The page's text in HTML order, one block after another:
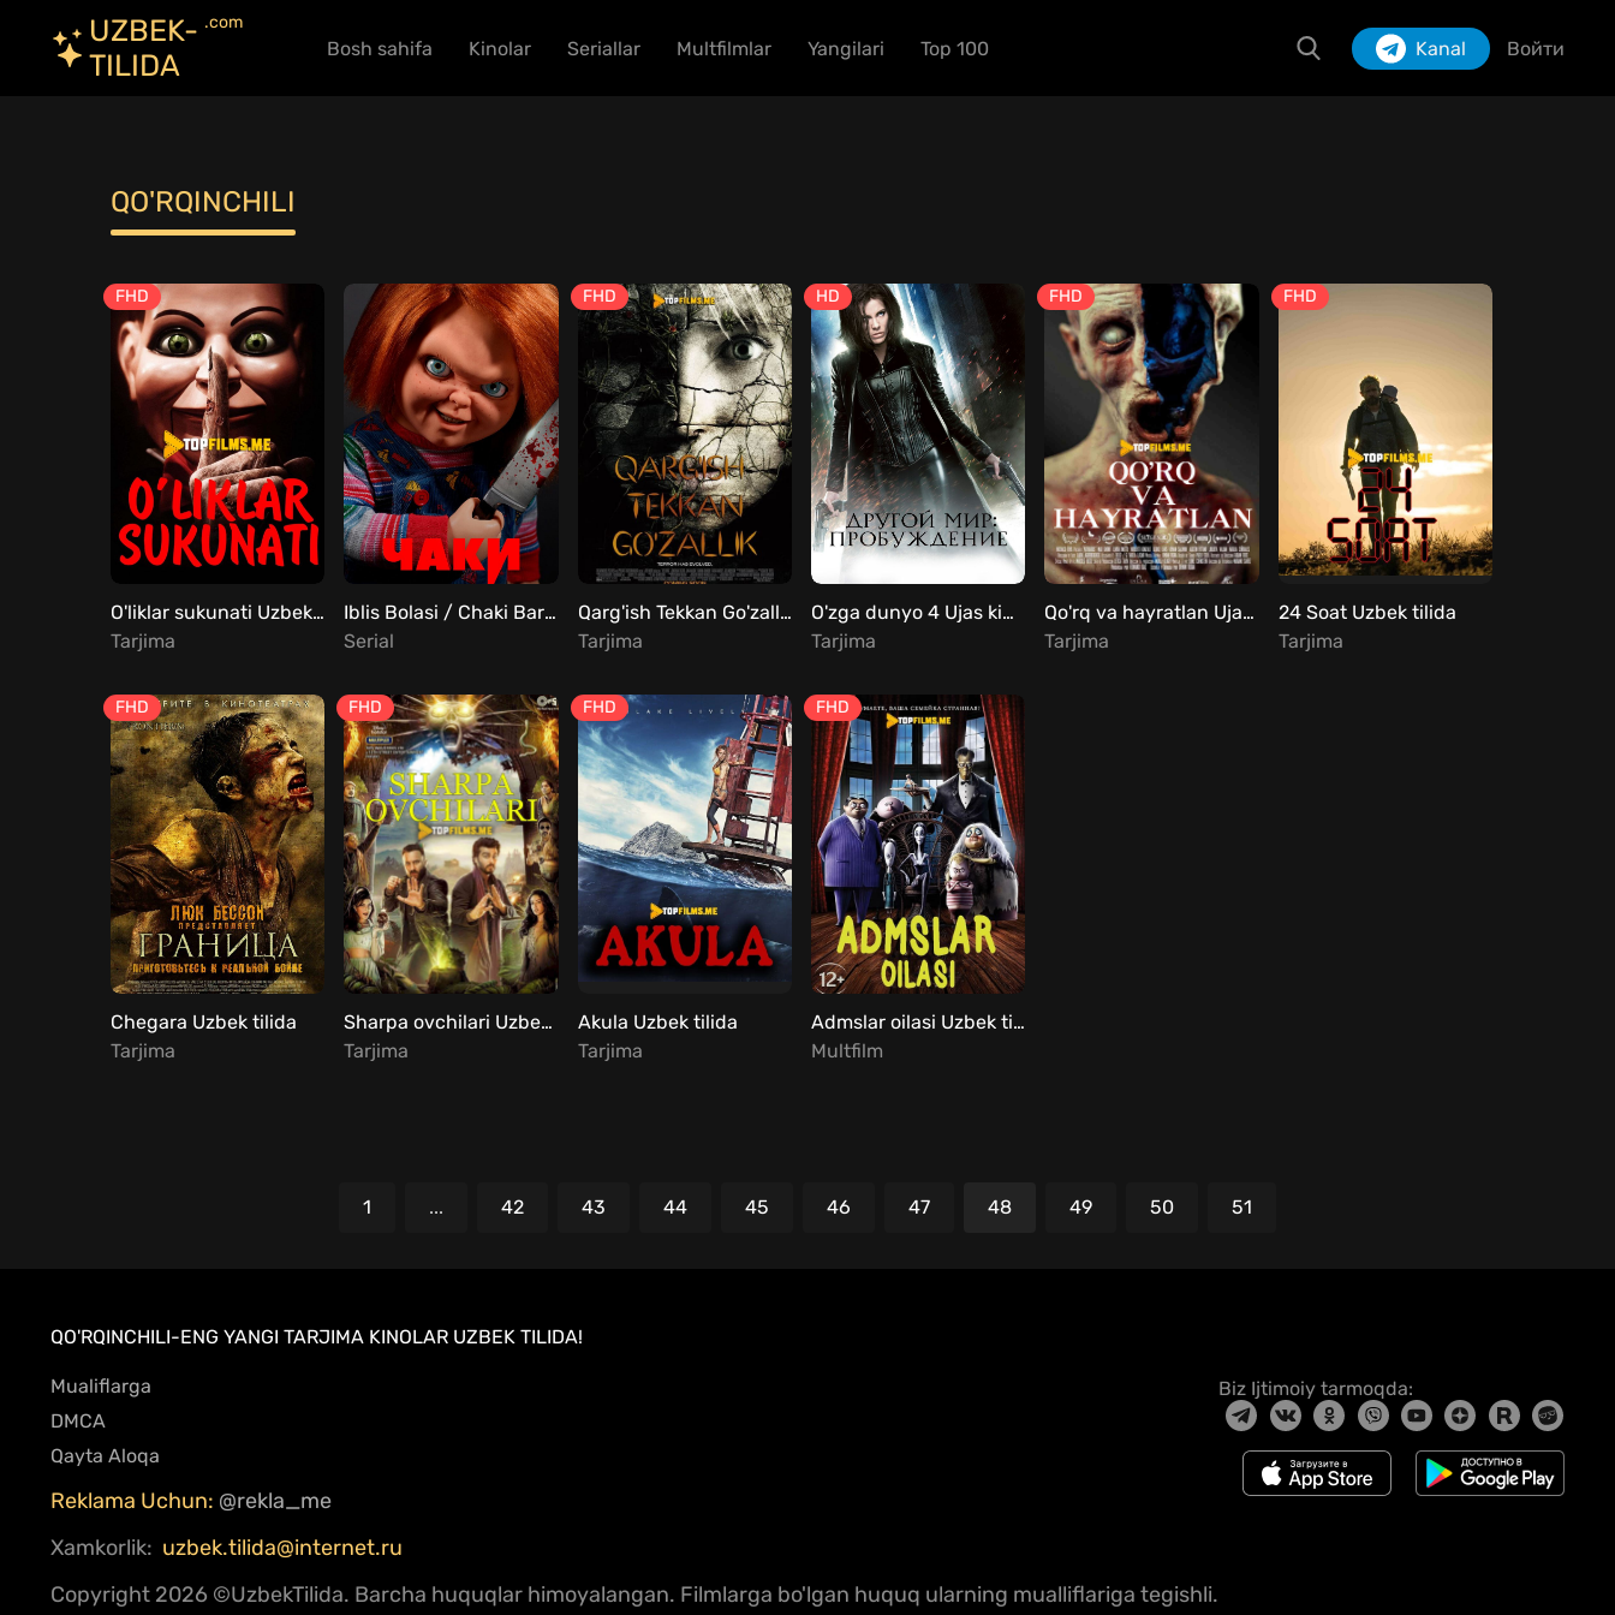
UZBEK-
TILIDA
.com
Bosh sahifa Kinolar Seriallar Multfilmlar Yangilari Top 100 Kanal Войти
QO'RQINCHILI
FHD
O'liklar sukunati Uzbek tilida
Tarjima
Iblis Bolasi / Chaki Barcha qismlar Uzbek Tilida
Serial
FHD
Qarg'ish Tekkan Go'zallik Uzbek Tilida
Tarjima
HD
O'zga dunyo 4 Ujas kino Uzbek tilida
Tarjima
FHD
Qo'rq va hayratlan Ujas kino Uzbek tilida
Tarjima
FHD
24 Soat Uzbek tilida
Tarjima
FHD
Chegara Uzbek tilida
Tarjima
FHD
Sharpa ovchilari Uzbek tilida
Tarjima
FHD
Akula Uzbek tilida
Tarjima
FHD
Admslar oilasi Uzbek tilida
Multfilm
1 ... 42 43 44 45 46 47 48 49 50 51
QO'RQINCHILI-ENG YANGI TARJIMA KINOLAR UZBEK TILIDA!
Mualiflarga
DMCA
Qayta Aloqa
Reklama Uchun: @rekla_me
Xamkorlik: uzbek.tilida@internet.ru
Copyright 2026 ©UzbekTilida. Barcha huquqlar himoyalangan. Filmlarga bo'lgan huquq ularning mualliflariga tegishli.
Biz Ijtimoiy tarmoqda: